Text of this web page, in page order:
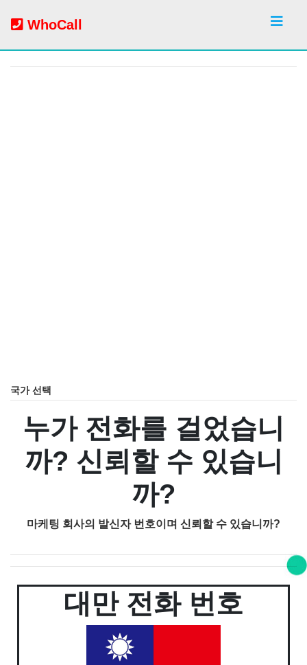
WhoCall
국가 선택
누가 전화를 걸었습니
까? 신뢰할 수 있습니
까?
마케팅 회사의 발신자 번호이며 신뢰할 수 있습니까?
대만 전화 번호